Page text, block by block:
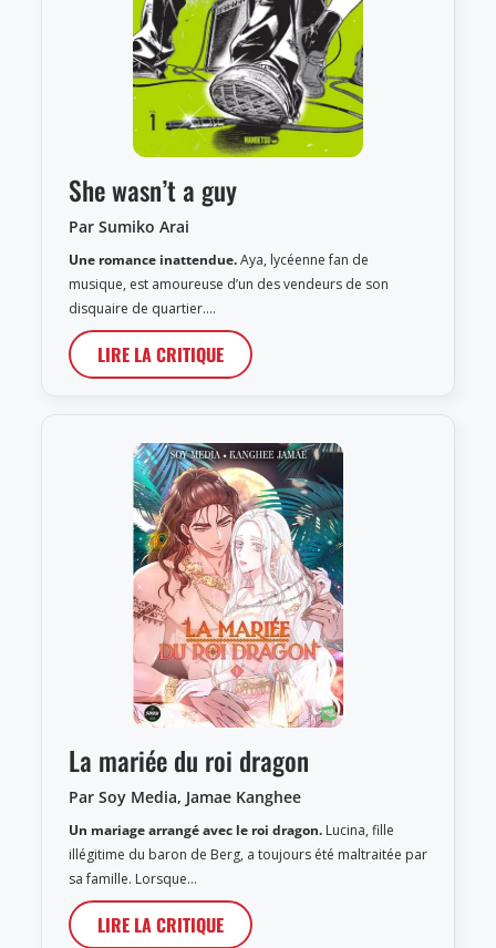
She wasn’t a guy
Par Sumiko Arai
Une romance inattendue.Aya, lycéenne fan de
musique, est amoureuse d’un des vendeurs de son
disquaire de quartier.…
LIRE LA CRITIQUE
La mariée du roi dragon
Par Soy Media, Jamae Kanghee
Un mariage arrangé avec le roi dragon. Lucina, fille
illégitime du baron de Berg, a toujours été maltraitée par
sa famille. Lorsque…
LIRE LA CRITIQUE